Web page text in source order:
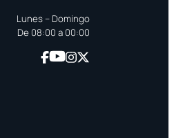
Lunes – Domingo
De 08:00 a 00:00